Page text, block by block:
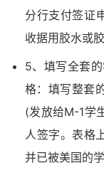
分行支付签证
收据用胶水或
5、填写全套
格：填写整套
(发放给M-1学
人签字。表格
并已被美国的